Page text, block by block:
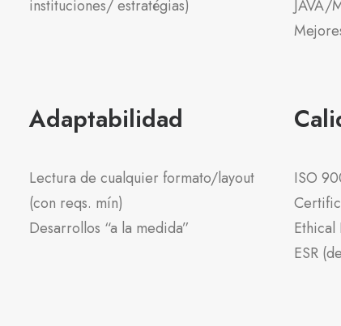
instituciones/ estratégias)
JAVA/
Adaptabilidad
Lectura de cualquier formato/layout
(con reqs. mín)
Desarrollos “a la medida”
ISO
ESR